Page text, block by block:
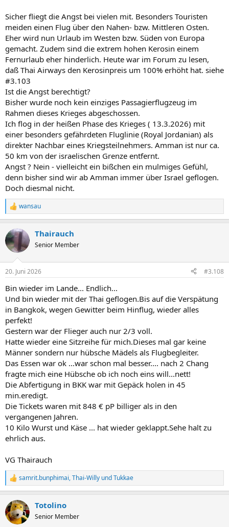
Sicher fliegt die Angst bei vielen mit. Besonders Touristen
meiden einen Flug über den Nahen- bzw. Mittleren Osten.
Eher wird nun Urlaub im Westen bzw. Süden von Europa
gemacht. Zudem sind die extrem hohen Kerosin einem
Fernurlaub eher hinderlich. Heute war im Forum zu lesen,
daß Thai Airways den Kerosinpreis um 100% erhöht hat. siehe
#3.103
Ist die Angst berechtigt?
Bisher wurde noch kein einziges Passagierflugzeug im
Rahmen dieses Krieges abgeschossen.
Ich flog in der heißen Phase des Krieges ( 13.3.2026) mit
einer besonders gefährdeten Fluglinie (Royal Jordanian) als
direkter Nachbar eines Kriegsteilnehmers. Amman ist nur ca.
50 km von der israelischen Grenze entfernt.
Angst ? Nein - vielleicht ein bißchen ein mulmiges Gefühl,
denn bisher sind wir ab Amman immer über Israel geflogen.
Doch diesmal nicht.
R
e
k
t
i
e
:
wansau
Thairauch
Senior Member
20. Juni 2026 #3.108
Bin wieder im Lande... Endlich...
Und bin wieder mit der Thai geflogen.Bis auf die Verspätung
in Bangkok, wegen Gewitter beim Hinflug, wieder alles
perfekt!
Gestern war der Flieger auch nur 2/3 voll.
Hatte wieder eine Sitzreihe für mich.Dieses mal gar keine
Männer sondern nur hübsche Mädels als Flugbegleiter.
Das Essen war ok ...war schon mal besser.... nach 2 Chang
fragte mich eine Hübsche ob ich noch eins will...nett!
Die Abfertigung in BKK war mit Gepäck holen in 45
min.eredigt.
Die Tickets waren mit 848 € pP billiger als in den
vergangenen Jahren.
10 Kilo Wurst und Käse ... hat wieder geklappt.Sehe halt zu
ehrlich aus.
VG Thairauch
R
e
k
t
i
samrit.bunphimai,Thai-Willy undTukkae
Totolino
Senior Member